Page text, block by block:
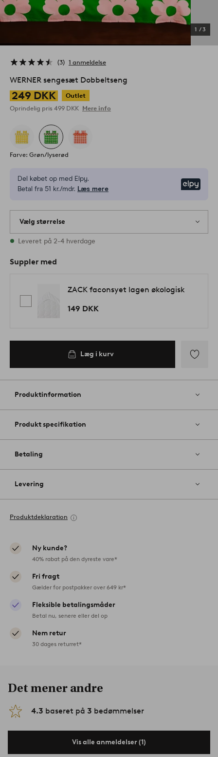
1 /3
3 1 anmeldelse
WERNER sengesæt Dobbeltseng
249 DKK
Outlet
Oprindelig pris 499 DKK Mere info
Farve: Grøn/lyserød
Del købet op med Elpy.
Betal fra 51 kr./mdr. Læs mere
Vælg størrelse
1 størrelser er på lager
Leveret på 2-4 hverdage
Suppler med
ZACK faconsyet lagen økologisk
149 DKK
Læg i kurv
til
Produktinformation
Produkt specifikation
Betaling
Levering
Produktdeklaration
Ny kunde?
40% rabat på den dyreste vare*
Fri fragt
Gælder for postpakker over 649 kr*
Fleksible betalingsmåder
Betal nu, senere eller del op
Nem retur
30 dages returret*
Det mener andre
4.3 baseret på 3 bedømmelser
Vis alle anmeldelser (1)